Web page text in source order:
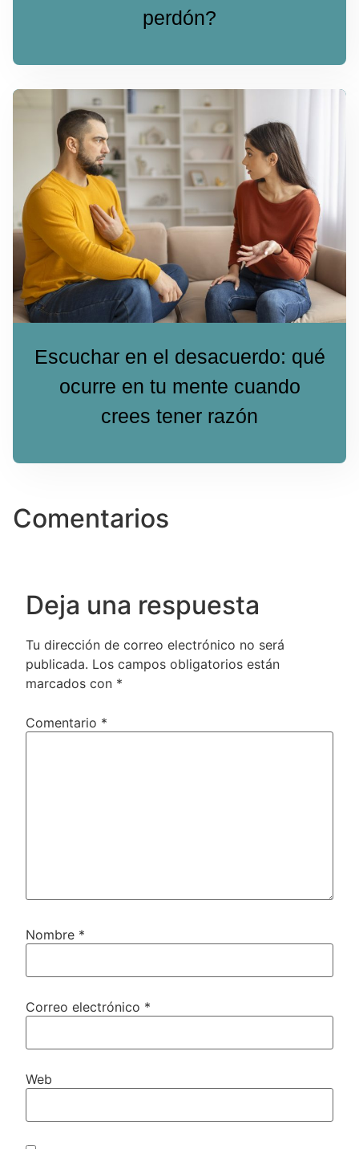
perdón?
Escuchar en el desacuerdo: qué
ocurre en tu mente cuando
crees tener razón
Comentarios
Deja una respuesta
Tu dirección de correo electrónico no será
publicada. Los campos obligatorios están
marcados con *
Comentario *
Nombre *
Correo electrónico *
Web